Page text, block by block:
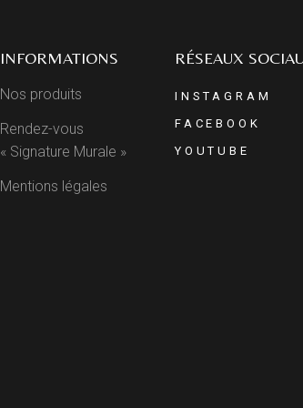
INFORMATIONS
Nos produits
Rendez-vous
« Signature Murale »
Mentions légales
RÉSEAUX
INSTAGRAM
FACEBOOK
YOUTUBE